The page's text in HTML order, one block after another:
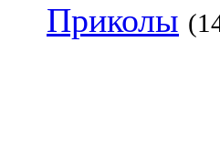
Приколы